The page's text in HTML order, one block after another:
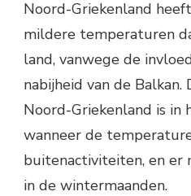
Noord-Griekenland
mildere temperaturen
land, vanwege de
nabijheid van de
Noord-Griekenland is in
wanneer de
buitenactiviteiten, en er
in de wintermaanden.